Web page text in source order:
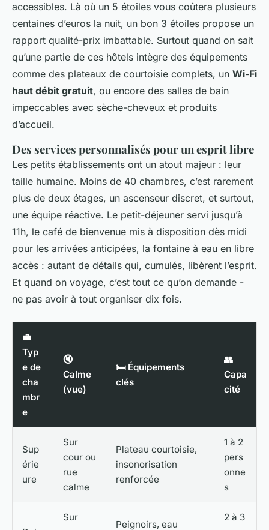
accessibles. Là où un 5 étoiles vous coûtera plusieurs
centaines d’euros la nuit, un bon 3 étoiles propose un
rapport qualité-prix imbattable. Surtout quand on sait
qu’une partie de ces hôtels intègre des équipements
comme des plateaux de courtoisie complets, un Wi-Fi
haut débit gratuit, ou encore des salles de bain
impeccables avec sèche-cheveux et produits
d’accueil.
Des services personnalisés pour un esprit libre
Les petits établissements ont un atout majeur : leur
taille humaine. Moins de 40 chambres, c’est rarement
plus de deux étages, un ascenseur discret, et surtout,
une équipe réactive. Le petit-déjeuner servi jusqu’à
11h, le café de bienvenue mis à disposition dès midi
pour les arrivées anticipées, la fontaine à eau en libre
accès : autant de détails qui, cumulés, libèrent l’esprit.
Et quand on voyage, c’est tout ce qu’on demande -
ne pas avoir à tout organiser dix fois.
💼
Typ
e de
cha
mbr
e
🔇
Calme
(vue)
🛏️ Équipements
clés
👥
Capa
cité
Sup
érie
ure
Sur
cour ou
rue
calme
Plateau courtoisie,
insonorisation
renforcée
1 à 2
pers
onne
s
Sur
Peignoirs, eau
2 à 3